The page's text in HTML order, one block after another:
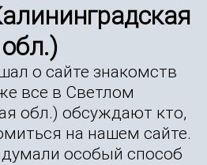
обл.)
о сайте знакомств
все в Светлом
обл.) обсуждают кто,
на нашем сайте.
особый способ